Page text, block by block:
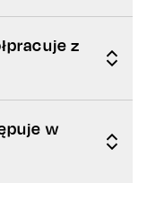
z
w